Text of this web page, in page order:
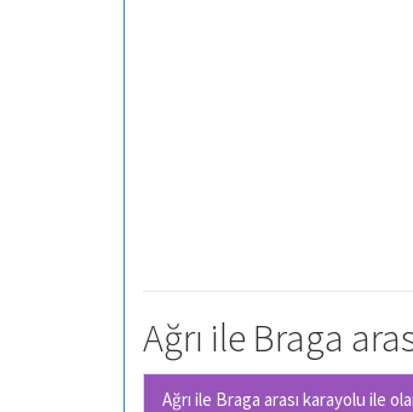
Ağrı ile Braga
Ağrı ile Braga arası karayolu ile